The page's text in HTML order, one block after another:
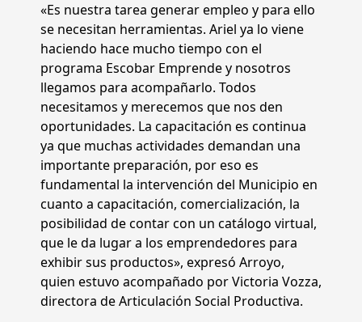
«Es nuestra tarea generar empleo y para ello
se necesitan herramientas. Ariel ya lo viene
haciendo hace mucho tiempo con el
programa Escobar Emprende y nosotros
llegamos para acompañarlo. Todos
necesitamos y merecemos que nos den
oportunidades. La capacitación es continua
ya que muchas actividades demandan una
importante preparación, por eso es
fundamental la intervención del Municipio en
cuanto a capacitación, comercialización, la
posibilidad de contar con un catálogo virtual,
que le da lugar a los emprendedores para
exhibir sus productos», expresó Arroyo,
quien estuvo acompañado por Victoria Vozza,
directora de Articulación Social Productiva.